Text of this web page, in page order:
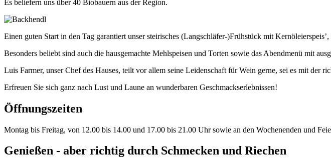
Es beliefern uns über 40 Biobauern aus der Region.
Einen guten Start in den Tag garantiert unser steirisches (Langschläfer-)Frühstück mit
Besonders beliebt sind auch die hausgemachte Mehlspeisen und Torten sowie das Abendmenü mit
Luis Farmer, unser Chef des Hauses, teilt vor allem seine Leidenschaft für Wein gerne, sei es mit der
Erfreuen Sie sich ganz nach Lust und Laune an wunderbaren Geschmackserlebnissen!
Öffnungszeiten
Montag bis Freitag, von 12.00 bis 14.00 und 17.00 bis 21.00 Uhr sowie an den Wochenenden und
Genießen - aber richtig durch Schmecken und Riechen